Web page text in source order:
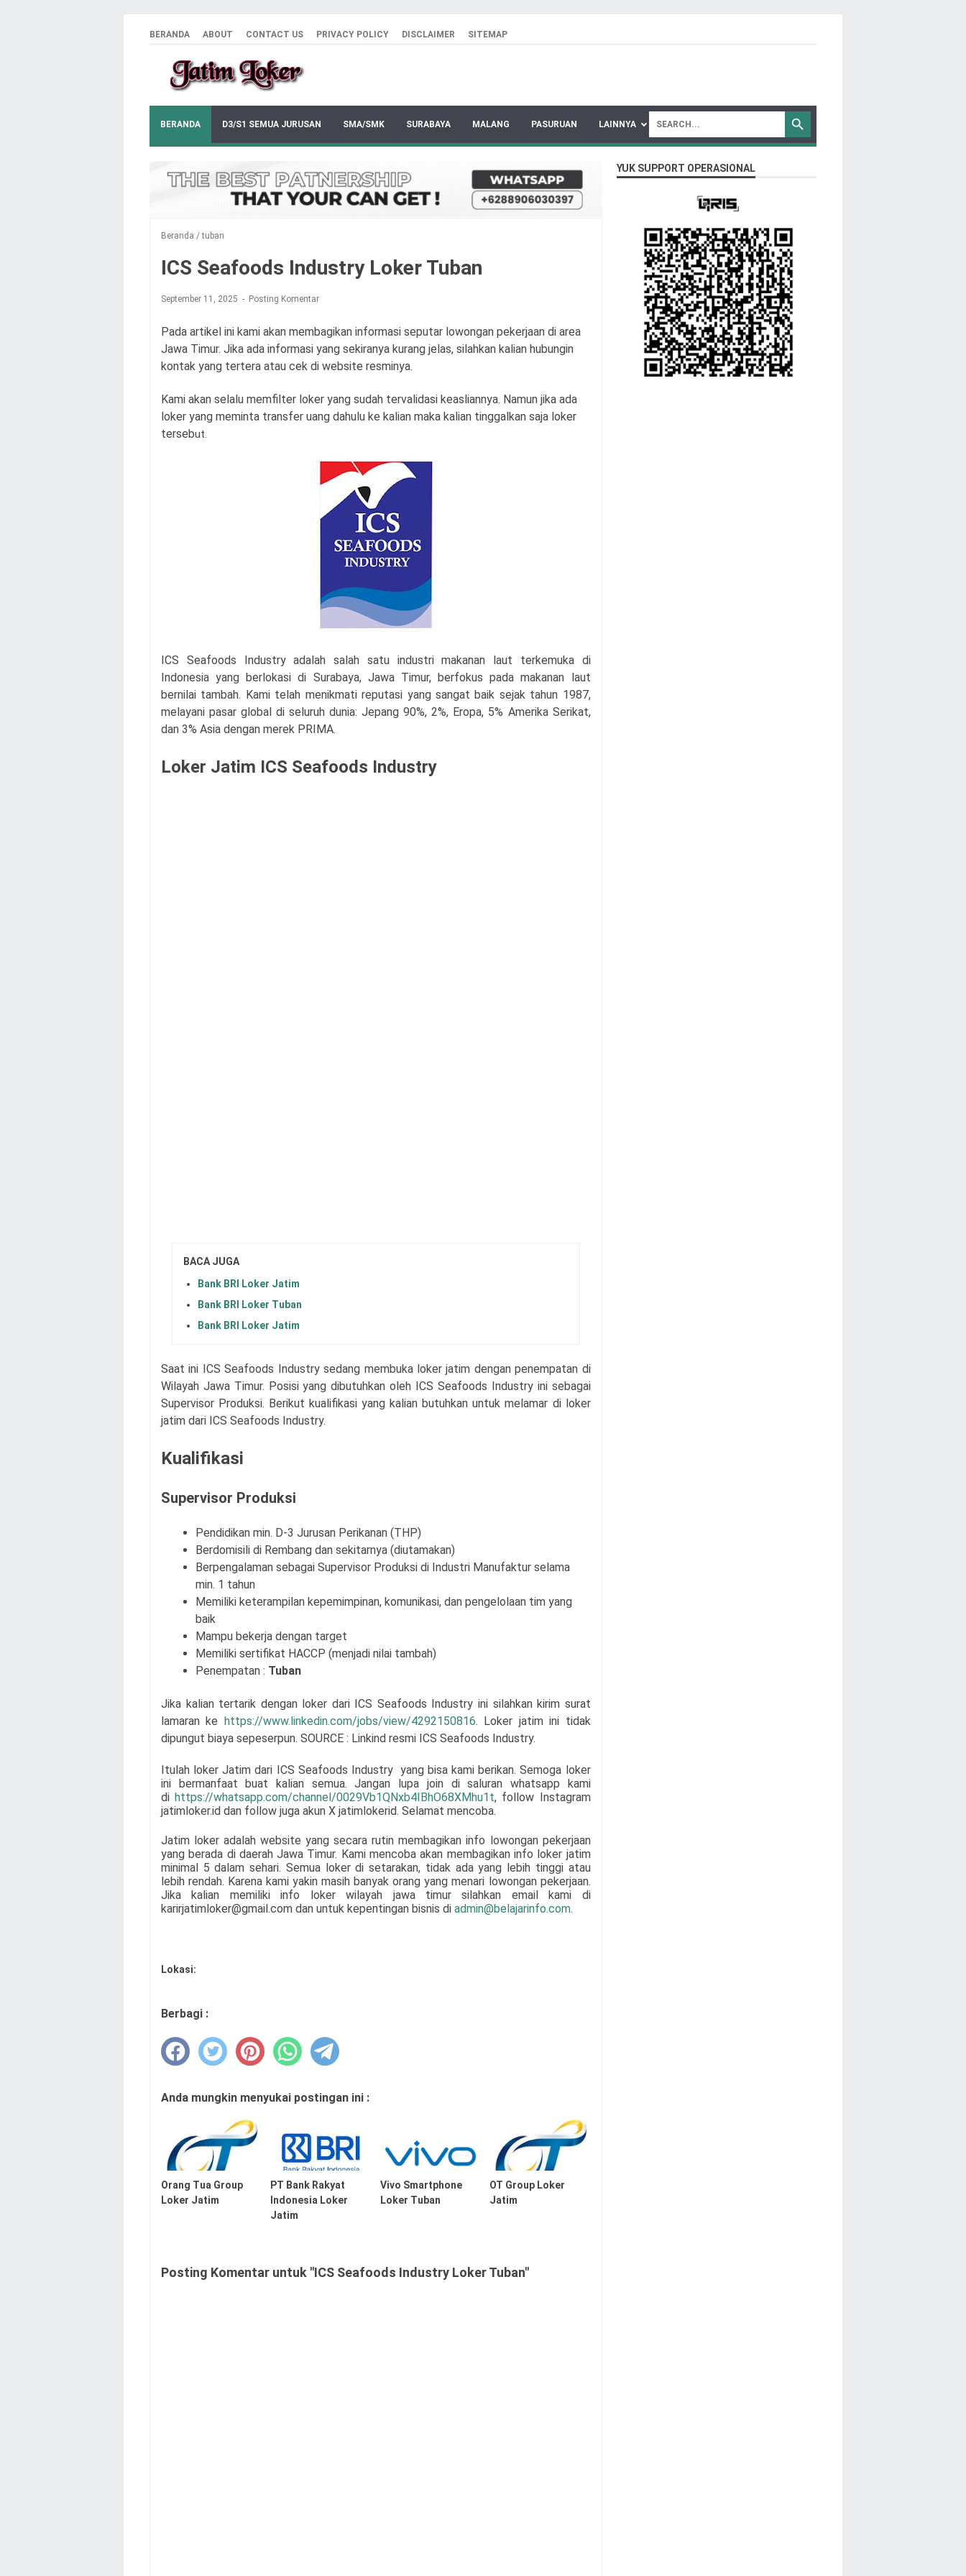
BERANDA ABOUT CONTACT US PRIVACY POLICY DISCLAIMER SITEMAP
BERANDA D3/S1 SEMUA JURUSAN SMA/SMK SURABAYA MALANG PASURUAN LAINNYA
Beranda /tuban
ICS Seafoods Industry Loker Tuban
September 11, 2025 Posting Komentar
Pada artikel ini kami akan membagikan informasi seputar lowongan pekerjaan di area
Jawa Timur. Jika ada informasi yang sekiranya kurang jelas, silahkan kalian hubungin
kontak yang tertera atau cek di website resminya.
Kami akan selalu memfilter loker yang sudah tervalidasi keasliannya. Namun jika ada
loker yang meminta transfer uang dahulu ke kalian maka kalian tinggalkan saja loker
tersebut.
ICS Seafoods Industry adalah salah satu industri makanan laut terkemuka di
Indonesia yang berlokasi di Surabaya, Jawa Timur, berfokus pada makanan laut
bernilai tambah. Kami telah menikmati reputasi yang sangat baik sejak tahun 1987,
melayani pasar global di seluruh dunia: Jepang 90%, 2%, Eropa, 5% Amerika Serikat,
dan 3% Asia dengan merek PRIMA.
Loker Jatim ICS Seafoods Industry
BACA JUGA
Bank BRI Loker Jatim
Bank BRI Loker Tuban
Bank BRI Loker Jatim
Saat ini ICS Seafoods Industry sedang membuka loker jatim dengan penempatan di
Wilayah Jawa Timur. Posisi yang dibutuhkan oleh ICS Seafoods Industry ini sebagai
Supervisor Produksi. Berikut kualifikasi yang kalian butuhkan untuk melamar di loker
jatim dari ICS Seafoods Industry.
Kualifikasi
Supervisor Produksi
Pendidikan min. D-3 Jurusan Perikanan (THP)
Berdomisili di Rembang dan sekitarnya (diutamakan)
Berpengalaman sebagai Supervisor Produksi di Industri Manufaktur selama
min. 1 tahun
Memiliki keterampilan kepemimpinan, komunikasi, dan pengelolaan tim yang
baik
Mampu bekerja dengan target
Memiliki sertifikat HACCP (menjadi nilai tambah)
Penempatan : Tuban
Jika kalian tertarik dengan loker dari ICS Seafoods Industry ini silahkan kirim surat
lamaranke https://www.linkedin.com/jobs/view/4292150816. Loker jatim ini tidak
dipungut biaya sepeserpun. SOURCE : Linkind resmi ICS Seafoods Industry.
Itulah loker Jatim dari ICS Seafoods Industry yang bisa kami berikan. Semoga loker
ini bermanfaat buat kalian semua.Jangan lupa join di saluran whatsapp kami
dihttps://whatsapp.com/channel/0029Vb1QNxb4IBhO68XMhu1t, follow Instagram
jatimloker.id dan follow juga akun X jatimlokerid. Selamat mencoba.
Jatim loker adalah website yang secara rutin membagikan info lowongan pekerjaan
yang berada di daerah Jawa Timur. Kami mencoba akan membagikan info loker jatim
minimal 5 dalam sehari. Semua loker di setarakan, tidak ada yang lebih tinggi atau
lebih rendah. Karena kami yakin masih banyak orang yang menari lowongan pekerjaan.
Jika kalian memiliki info loker wilayah jawa timur silahkan email kami di
karirjatimloker@gmail.com dan untuk kepentingan bisnis di admin@belajarinfo.com.
Lokasi:
Berbagi :
Anda mungkin menyukai postingan ini :
Orang Tua Group
Loker Jatim
PT Bank Rakyat
Indonesia Loker
Jatim
Vivo Smartphone
Loker Tuban
OT Group Loker
Jatim
Posting Komentar untuk "ICS Seafoods Industry Loker Tuban"
YUK SUPPORT OPERASIONAL